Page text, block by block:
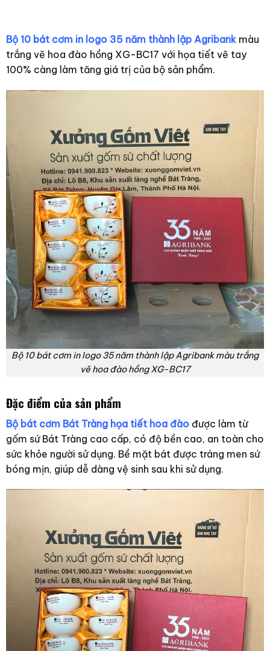
Bộ 10 bát cơm in logo 35 năm thành lập Agribankmàu
trắng vẽ hoa đào hồng XG-BC17 với họa tiết vẽ tay
100% càng làm tăng giá trị của bộ sản phẩm.
Bộ 10 bát cơm in logo 35 năm thành lập Agribank màu trắng
vẽ hoa đào hồng XG-BC17
Đặc điểm của sản phẩm
Bộ bát cơm Bát Tràng họa tiết hoa đào được làm từ
gốm sứ Bát Tràng cao cấp, có độ bền cao, an toàn cho
sức khỏe người sử dụng. Bề mặt bát được tráng men sứ
bóng mịn, giúp dễ dàng vệ sinh sau khi sử dụng.